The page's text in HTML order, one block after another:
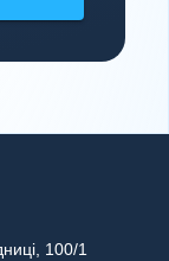
100/1